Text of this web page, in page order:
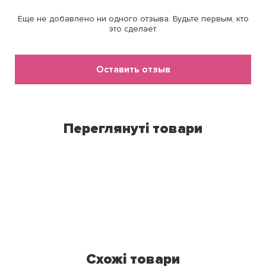
Еще не добавлено ни одного отзыва. Будьте первым, кто
это сделает.
Оставить отзыв
Переглянуті товари
Схожі товари